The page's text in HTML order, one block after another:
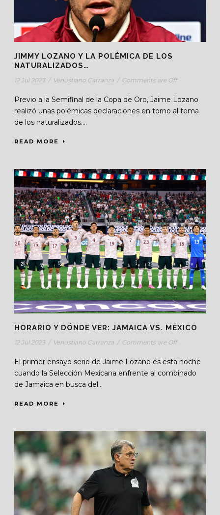
JIMMY LOZANO Y LA POLÉMICA DE LOS
NATURALIZADOS…
12 Jul 2023 / Venustiano Carranza / Comments are Off
Previo a la Semifinal de la Copa de Oro, Jaime Lozano
realizó unas polémicas declaraciones en torno al tema
de los naturalizados....
READ MORE
HORARIO Y DÓNDE VER: JAMAICA VS. MÉXICO
12 Jul 2023 / Venustiano Carranza / Comments are Off
El primer ensayo serio de Jaime Lozano es esta noche
cuando la Selección Mexicana enfrente al combinado
de Jamaica en busca del...
READ MORE